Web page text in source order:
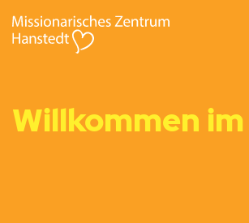
Willkommen im